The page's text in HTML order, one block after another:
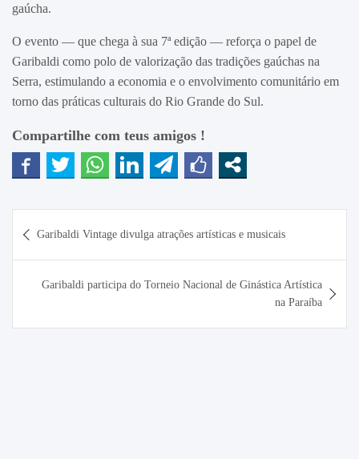
gaúcha.
O evento — que chega à sua 7ª edição — reforça o papel de
Garibaldi como polo de valorização das tradições gaúchas na
Serra, estimulando a economia e o envolvimento comunitário em
torno das práticas culturais do Rio Grande do Sul.
Compartilhe com teus amigos !
de
Garibaldi Vintage divulga atrações artísticas e musicais
Garibaldi participa do Torneio Nacional de Ginástica Artística
na Paraíba